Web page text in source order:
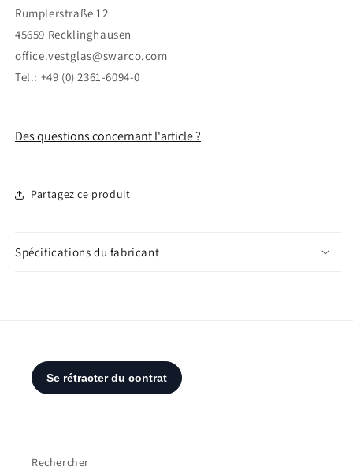
Rumplerstraße 12
45659 Recklinghausen
office.vestglas@swarco.com
Tel.: +49 (0) 2361-6094-0
Des questions concernant l'article ?
Partagez ce produit
Spécifications du fabricant
Rechercher